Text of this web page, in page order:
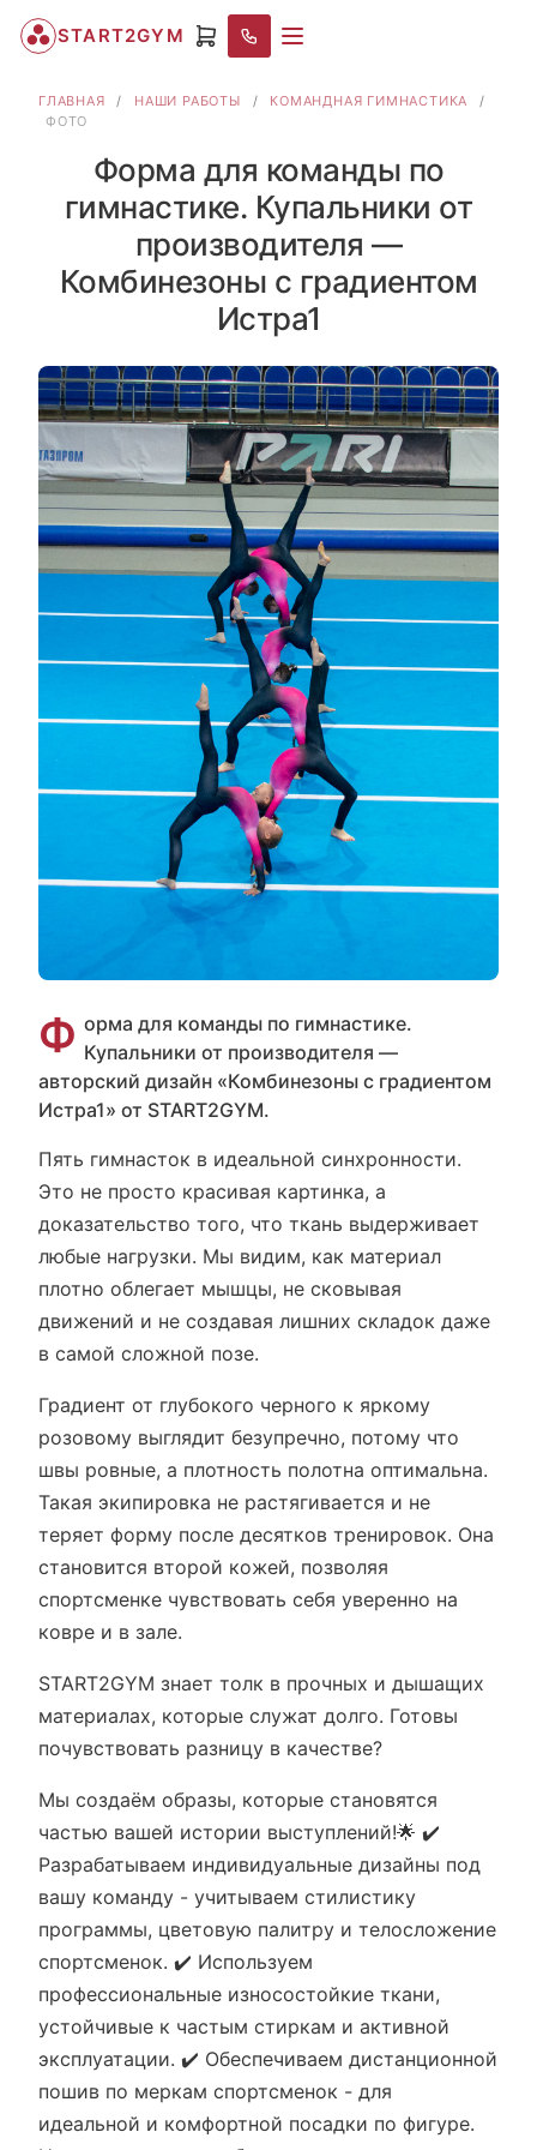
START2GYM
ГЛАВНАЯ / НАШИ РАБОТЫ / КОМАНДНАЯ ГИМНАСТИКА
/
ФОТО
Форма для команды по
гимнастике. Купальники от
производителя —
Комбинезоны с градиентом
Истра1
Ф орма для команды по гимнастике.
Купальники от производителя —
авторский дизайн «Комбинезоны с градиентом
Истра1» от START2GYM.
Пять гимнасток в идеальной синхронности.
Это не просто красивая картинка, а
доказательство того, что ткань выдерживает
любые нагрузки. Мы видим, как материал
плотно облегает мышцы, не сковывая
движений и не создавая лишних складок даже
в самой сложной позе.
Градиент от глубокого черного к яркому
розовому выглядит безупречно, потому что
швы ровные, а плотность полотна оптимальна.
Такая экипировка не растягивается и не
теряет форму после десятков тренировок. Она
становится второй кожей, позволяя
спортсменке чувствовать себя уверенно на
ковре и в зале.
START2GYM знает толк в прочных и дышащих
материалах, которые служат долго. Готовы
почувствовать разницу в качестве?
Мы создаём образы, которые становятся
частью вашей истории выступлений!🌟 ✔️
Разрабатываем индивидуальные дизайны под
вашу команду - учитываем стилистику
программы, цветовую палитру и телосложение
спортсменок. ✔️ Используем
профессиональные износостойкие ткани,
устойчивые к частым стиркам и активной
эксплуатации. ✔️ Обеспечиваем дистанционной
пошив по меркам спортсменок - для
идеальной и комфортной посадки по фигуре.